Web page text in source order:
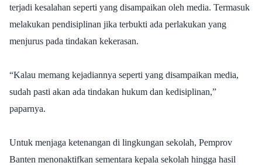
terjadi kesalahan seperti yang disampaikan oleh media. Termasuk
melakukan pendisiplinan jika terbukti ada perlakukan yang
menjurus pada tindakan kekerasan.
“Kalau memang kejadiannya seperti yang disampaikan media,
sudah pasti akan ada tindakan hukum dan kedisiplinan,”
paparnya.
Untuk menjaga ketenangan di lingkungan sekolah, Pemprov
Banten menonaktifkan sementara kepala sekolah hingga hasil